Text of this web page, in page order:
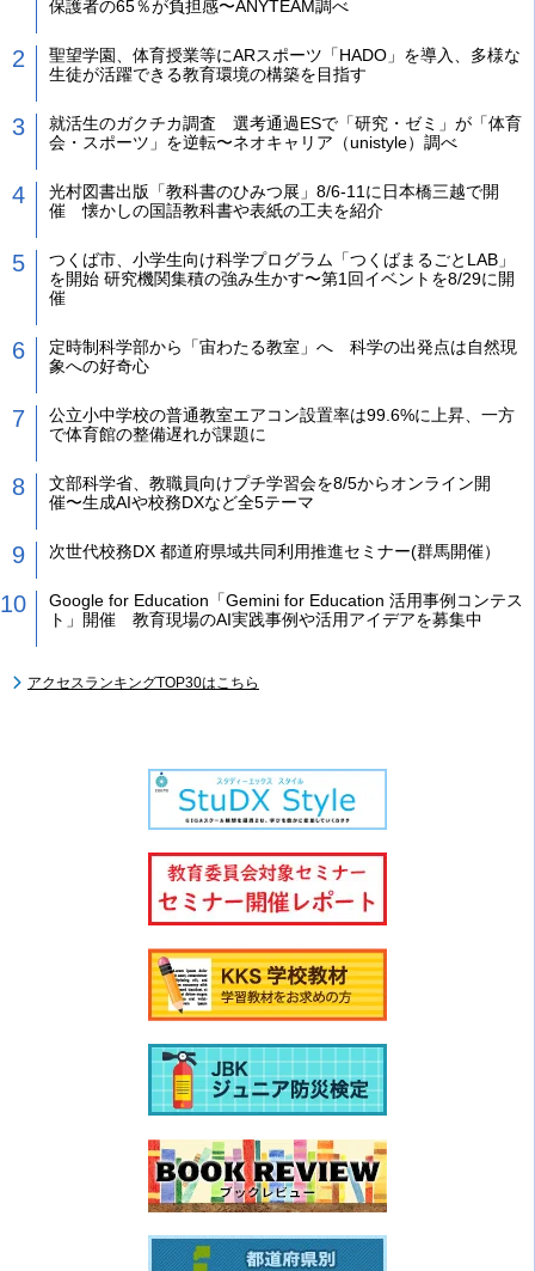
保護者の65％が負担感〜ANYTEAM調べ
聖望学園、体育授業等にARスポーツ「HADO」を導入、多様な
生徒が活躍できる教育環境の構築を目指す
就活生のガクチカ調査 選考通過ESで「研究・ゼミ」が「体育
会・スポーツ」を逆転〜ネオキャリア（unistyle）調べ
光村図書出版「教科書のひみつ展」8/6-11に日本橋三越で開
催 懐かしの国語教科書や表紙の工夫を紹介
つくば市、小学生向け科学プログラム「つくばまるごとLAB」
を開始 研究機関集積の強み生かす〜第1回イベントを8/29に開
催
定時制科学部から「宙わたる教室」へ 科学の出発点は自然現
象への好奇心
公立小中学校の普通教室エアコン設置率は99.6%に上昇、一方
で体育館の整備遅れが課題に
文部科学省、教職員向けプチ学習会を8/5からオンライン開
催〜生成AIや校務DXなど全5テーマ
次世代校務DX 都道府県域共同利用推進セミナー(群馬開催）
Google for Education「Gemini for Education 活用事例コンテス
ト」開催 教育現場のAI実践事例や活用アイデアを募集中
アクセスランキングTOP30はこちら